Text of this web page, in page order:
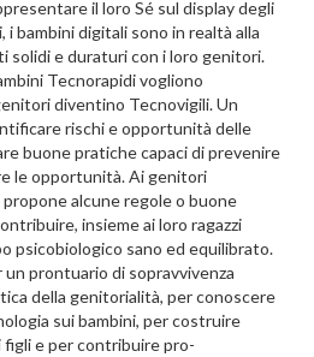
il loro Sé sul display degli
bambini digitali sono in realtà alla
solidi e duraturi con i loro genitori.
Tecnorapidi vogliono
diventino Tecnovigili. Un
rischi e opportunità delle
buone pratiche capaci di prevenire
le opportunità. Ai genitori
alcune regole o buone
insieme ai loro ragazzi
psicobiologico sano ed equilibrato.
prontuario di sopravvivenza
della genitorialità, per conoscere
sui bambini, per costruire
figli e per contribuire pro-